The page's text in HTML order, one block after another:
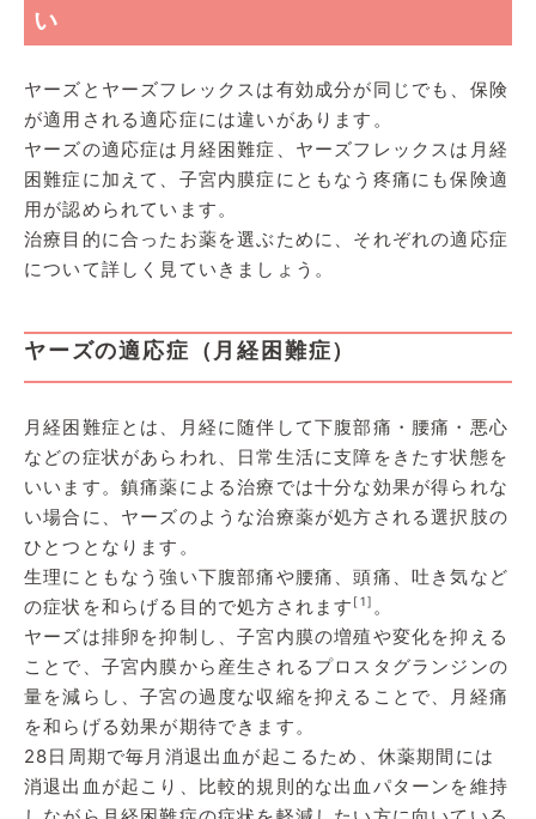
い
ヤーズとヤーズフレックスは有効成分が同じでも、保険
が適用される適応症には違いがあります。
ヤーズの適応症は月経困難症、ヤーズフレックスは月経
困難症に加えて、子宮内膜症にともなう疼痛にも保険適
用が認められています。
治療目的に合ったお薬を選ぶために、それぞれの適応症
について詳しく見ていきましょう。
ヤーズの適応症（月経困難症）
月経困難症とは、月経に随伴して下腹部痛・腰痛・悪心
などの症状があらわれ、日常生活に支障をきたす状態を
いいます。鎮痛薬による治療では十分な効果が得られな
い場合に、ヤーズのような治療薬が処方される選択肢の
ひとつとなります。
生理にともなう強い下腹部痛や腰痛、頭痛、吐き気など
の症状を和らげる目的で処方されます [1] 。
ヤーズは排卵を抑制し、子宮内膜の増殖や変化を抑える
ことで、子宮内膜から産生されるプロスタグランジンの
量を減らし、子宮の過度な収縮を抑えることで、月経痛
を和らげる効果が期待できます。
28日周期で毎月消退出血が起こるため、休薬期間には
消退出血が起こり、比較的規則的な出血パターンを維持